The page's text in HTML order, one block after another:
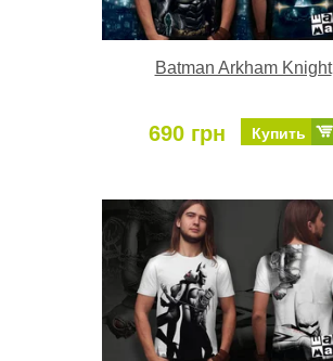
Batman Arkham Knight
690 грн Купить